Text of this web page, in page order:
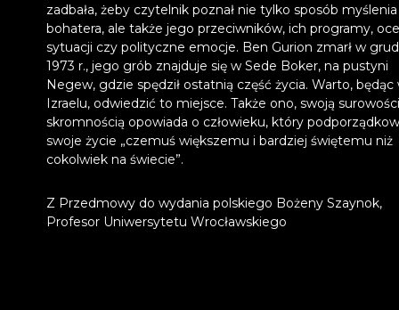
zadbała, żeby czytelnik poznał nie tylko sposób
bohatera, ale także jego przeciwników, ich programy,
sytuacji czy polityczne emocje. Ben Gurion zmarł w
1973 r., jego grób znajduje się w Sede Boker, na pustyni
Negew, gdzie spędził ostatnią część życia. Warto, będąc
Izraelu, odwiedzić to miejsce. Także ono, swoją
skromnością opowiada o człowieku, który
swoje życie „czemuś większemu i bardziej świętemu niż
cokolwiek na świecie”.
Z Przedmowy do wydania polskiego Bożeny Szaynok,
Profesor Uniwersytetu Wrocławskiego